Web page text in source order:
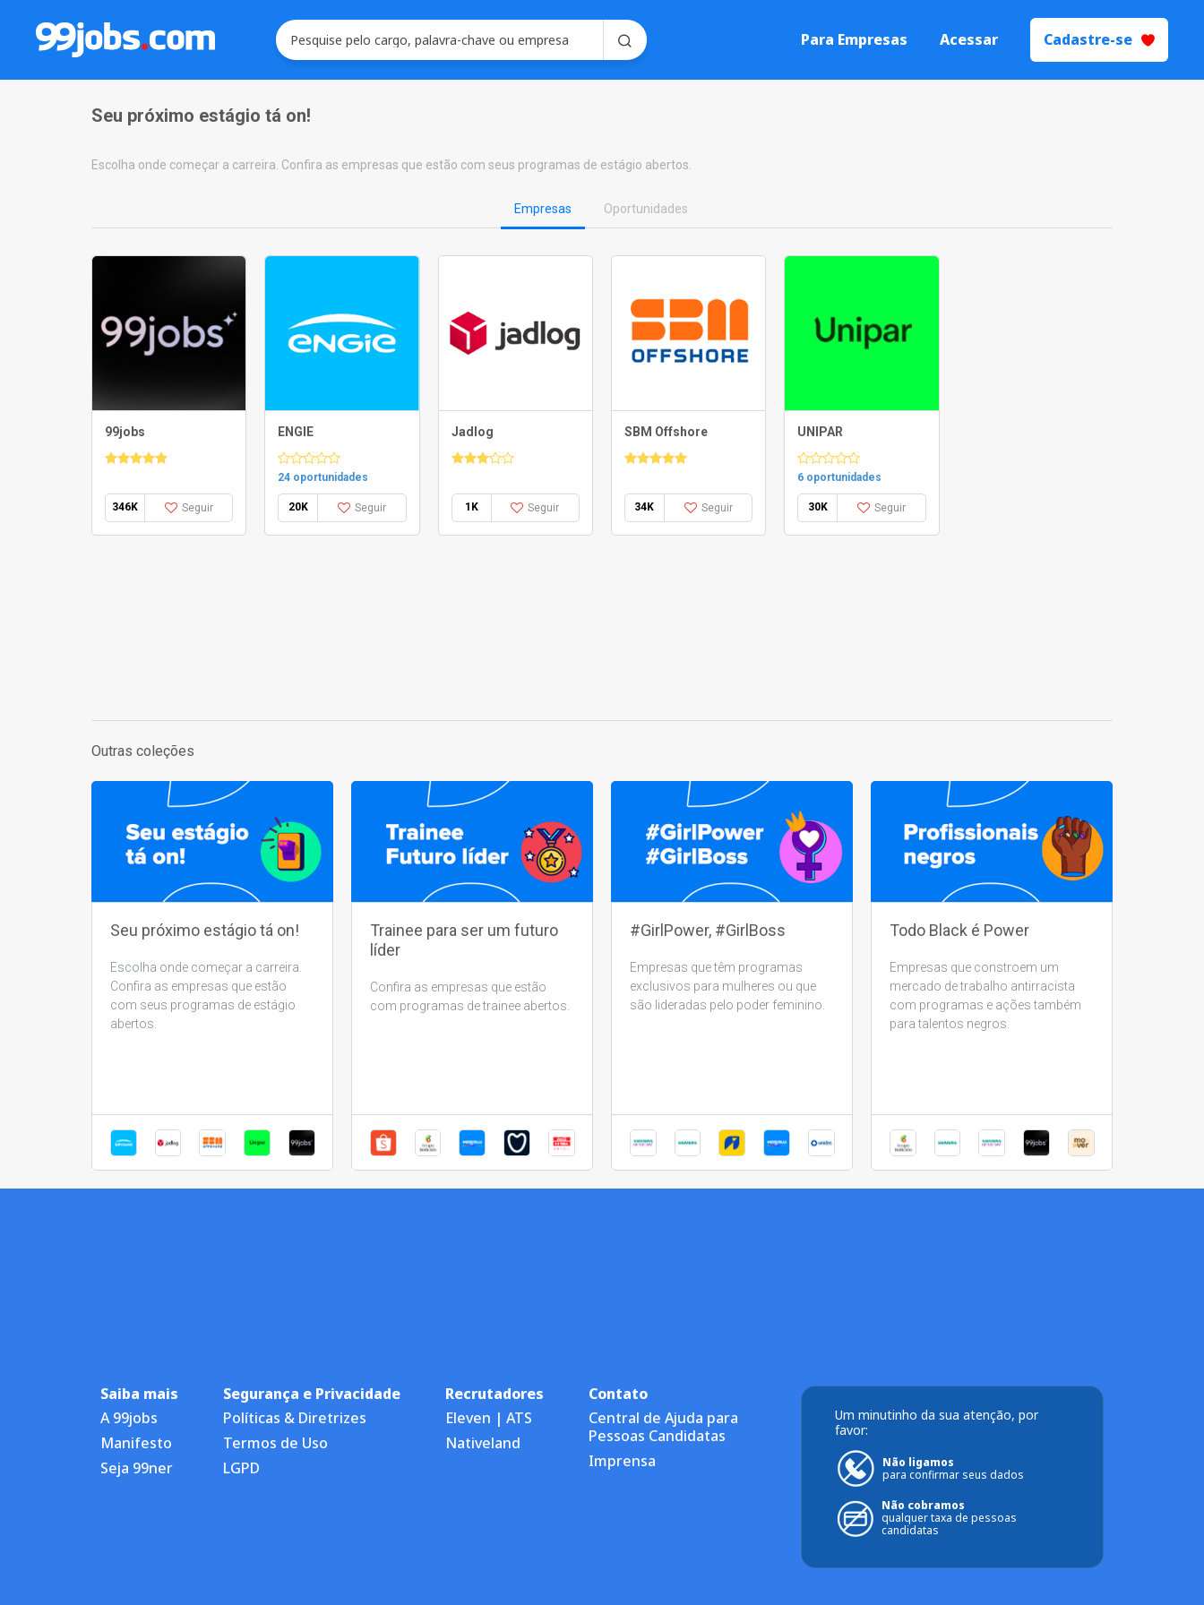
Para Empresas Acessar Cadastre-se
Seu próximo estágio tá on!
Escolha onde começar a carreira. Confira as empresas que estão com seus programas de estágio abertos.
Empresas Oportunidades
99jobs
346K Seguir
ENGIE
24 oportunidades
20K Seguir
Jadlog
1K Seguir
SBM Offshore
34K Seguir
UNIPAR
6 oportunidades
30K Seguir
Outras coleções
Seu próximo estágio tá on!
Escolha onde começar a carreira.
Confira as empresas que estão
com seus programas de estágio
abertos.
Trainee para ser um futuro
líder
Confira as empresas que estão
com programas de trainee abertos.
#GirlPower, #GirlBoss
Empresas que têm programas
exclusivos para mulheres ou que
são lideradas pelo poder feminino.
Todo Black é Power
Empresas que constroem um
mercado de trabalho antirracista
com programas e ações também
para talentos negros.
Saiba mais
A 99jobs
Manifesto
Seja 99ner
Segurança e Privacidade
Políticas & Diretrizes
Termos de Uso
LGPD
Recrutadores
Eleven | ATS
Nativeland
Contato
Central de Ajuda para
Pessoas Candidatas
Imprensa
Um minutinho da sua atenção, por
favor:
Não ligamos
para confirmar seus dados
Não cobramos
qualquer taxa de pessoas
candidatas